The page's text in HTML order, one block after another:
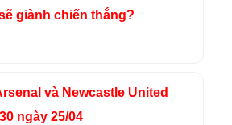
giành chiến thắng?
và Newcastle United
ngày 25/04